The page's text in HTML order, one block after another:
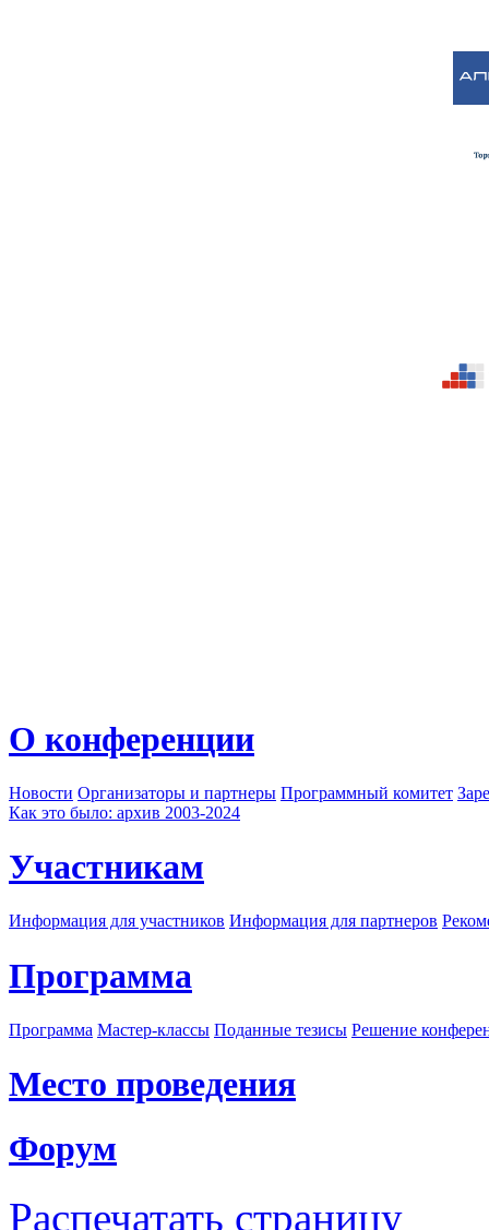
О конференции
Новости Организаторы и партнеры Программный комитет
Как это было: архив 2003-2024
Участникам
Информация для участников Информация для партнеров
Программа
Программа Мастер-классы Поданные тезисы Решение
Место проведения
Форум
Распечатать страницу